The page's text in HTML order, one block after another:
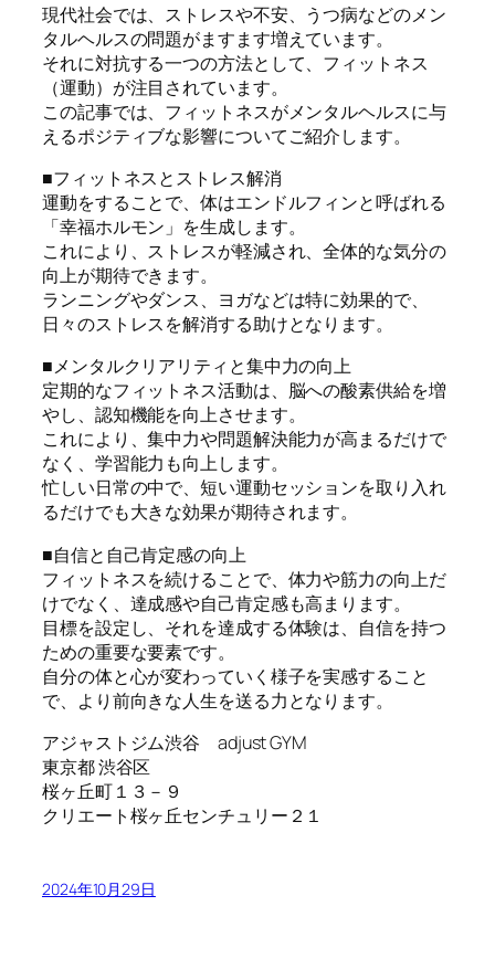
現代社会では、ストレスや不安、うつ病などのメン
タルヘルスの問題がますます増えています。
それに対抗する一つの方法として、フィットネス
（運動）が注目されています。
この記事では、フィットネスがメンタルヘルスに与
えるポジティブな影響についてご紹介します。
■フィットネスとストレス解消
運動をすることで、体はエンドルフィンと呼ばれる
「幸福ホルモン」を生成します。
これにより、ストレスが軽減され、全体的な気分の
向上が期待できます。
ランニングやダンス、ヨガなどは特に効果的で、
日々のストレスを解消する助けとなります。
■メンタルクリアリティと集中力の向上
定期的なフィットネス活動は、脳への酸素供給を増
やし、認知機能を向上させます。
これにより、集中力や問題解決能力が高まるだけで
なく、学習能力も向上します。
忙しい日常の中で、短い運動セッションを取り入れ
るだけでも大きな効果が期待されます。
■自信と自己肯定感の向上
フィットネスを続けることで、体力や筋力の向上だ
けでなく、達成感や自己肯定感も高まります。
目標を設定し、それを達成する体験は、自信を持つ
ための重要な要素です。
自分の体と心が変わっていく様子を実感すること
で、より前向きな人生を送る力となります。
アジャストジム渋谷 adjust GYM
東京都 渋谷区
桜ヶ丘町１３－９
クリエート桜ヶ丘センチュリー２１
2024年10月29日